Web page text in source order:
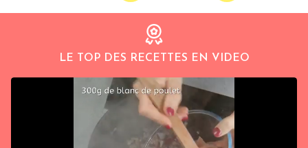
LE TOP DES RECETTES EN VIDEO